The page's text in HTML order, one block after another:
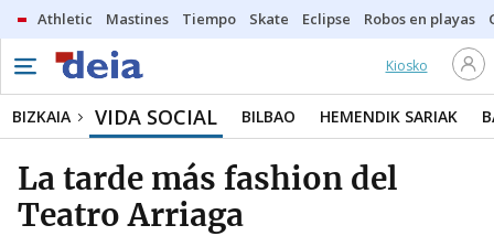
Athletic Mastines Tiempo Skate Eclipse Robos en playas
Kiosko
BIZKAIA VIDA SOCIAL BILBAO HEMENDIK SARIAK
La tarde más fashion del
Teatro Arriaga